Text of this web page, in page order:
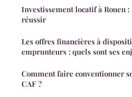
Investissement locatif à Rouen
réussir
Les offres financières à
emprunteurs : quels sont ses
Comment faire conventionner
CAF ?